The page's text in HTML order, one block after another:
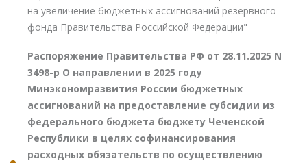
на увеличение бюджетных ассигнований резервного
фонда Правительства Российской Федерации"
Распоряжение Правительства РФ от 28.11.2025 N
3498-р О направлении в 2025 году
Минэкономразвития России бюджетных
ассигнований на предоставление субсидии из
федерального бюджета бюджету Чеченской
Республики в целях софинансирования
расходных обязательств по осуществлению